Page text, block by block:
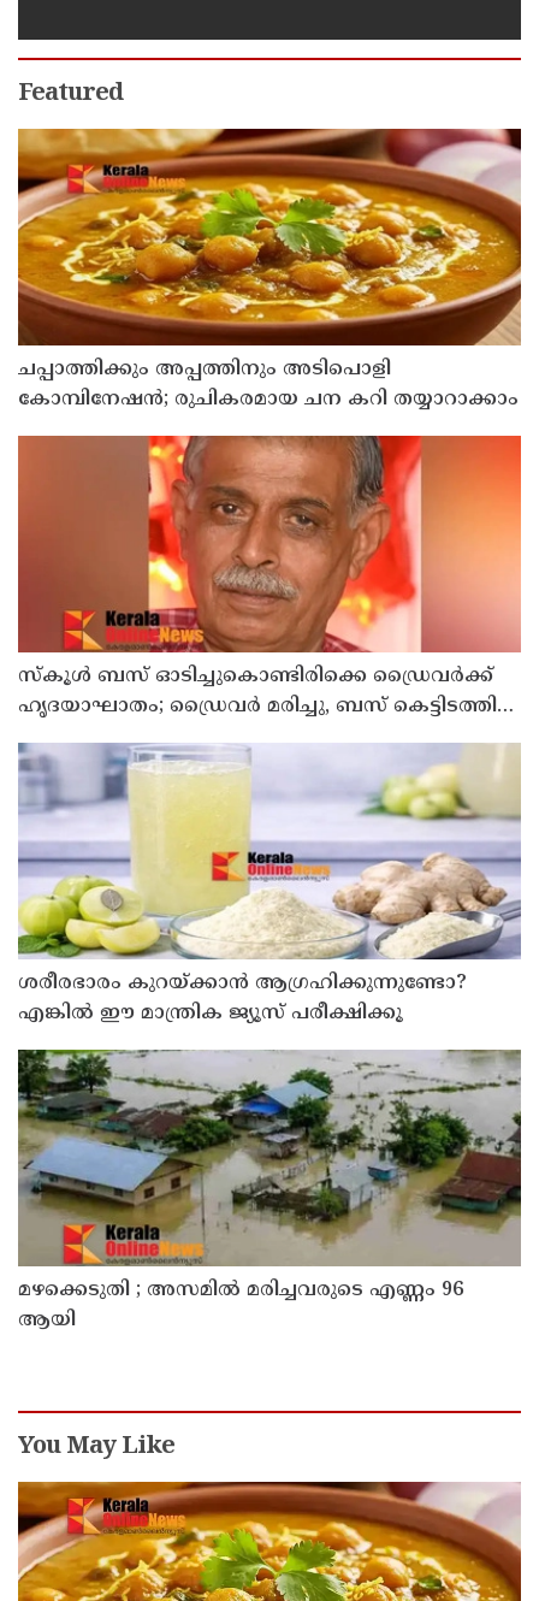
പേര്‍ക്ക് ദാരുണാന്ത്യം
Featured
ചപ്പാത്തിക്കും അപ്പത്തിനും അടിപൊളി
കോമ്പിനേഷൻ; രുചികരമായ ചന കറി തയ്യാറാക്കാം
സ്കൂൾ ബസ് ഓടിച്ചുകൊണ്ടിരിക്കെ ഡ്രൈവർക്ക്
ഹൃദയാഘാതം; ഡ്രൈവർ മരിച്ചു, ബസ് കെട്ടിടത്തിൽ
ശരീരഭാരം കുറയ്ക്കാൻ ആഗ്രഹിക്കുന്നുണ്ടോ?
എങ്കിൽ ഈ മാന്ത്രിക ജ്യൂസ് പരീക്ഷിക്കൂ
മഴക്കെടുതി ; അസമില്‍ മരിച്ചവരുടെ എണ്ണം 96
ആയി
You May Like